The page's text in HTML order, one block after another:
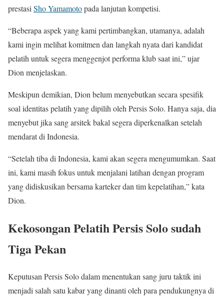
prestasi Sho Yamamotopada lanjutan kompetisi.
“Beberapa aspek yang kami pertimbangkan, utamanya, adalah
kami ingin melihat komitmen dan langkah nyata dari kandidat
pelatih untuk segera menggenjot performa klub saat ini,” ujar
Dion menjelaskan.
Meskipun demikian, Dion belum menyebutkan secara spesifik
soal identitas pelatih yang dipilih oleh Persis Solo. Hanya saja, dia
menyebut jika sang arsitek bakal segera diperkenalkan setelah
mendarat di Indonesia.
“Setelah tiba di Indonesia, kami akan segera mengumumkan. Saat
ini, kami masih fokus untuk menjalani latihan dengan program
yang didiskusikan bersama karteker dan tim kepelatihan,” kata
Dion.
Kekosongan Pelatih Persis Solo sudah
Tiga Pekan
Keputusan Persis Solo dalam menentukan sang juru taktik ini
menjadi salah satu kabar yang dinanti oleh para pendukungnya di